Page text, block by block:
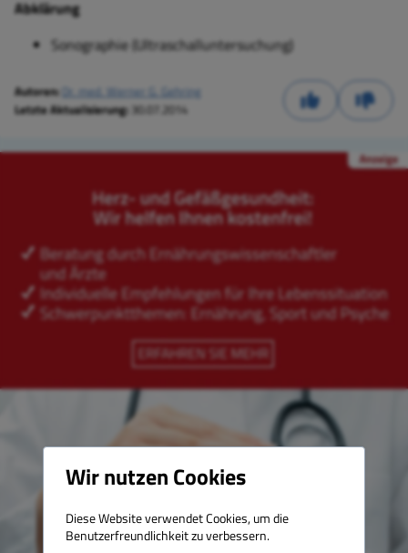
Abklärung
Sonographie (Ultraschalluntersuchung)
Autoren: Dr. med. Werner G. Gehring
Letzte Aktualisierung: 30.07.2014
Wir nutzen Cookies
Diese Website verwendet Cookies, um die
Benutzerfreundlichkeit zu verbessern.